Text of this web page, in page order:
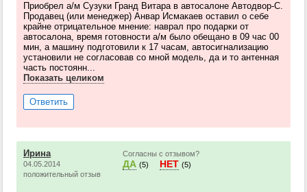
Приобрел а/м Сузуки Гранд Витара в автосалоне Автодвор-С.
Продавец (или менеджер) Анвар Исмакаев оставил о себе
крайне отрицательное мнение: наврал про подарки от
автосалона, время готовности а/м было обещано в 09 час 00
мин, а машину подготовили к 17 часам, автосигнализацию
установили не согласовав со мной модель, да и то антенная
часть постоянн...
Показать целиком
Ответить
Ирина
04.05.2014
положительный отзыв
Согласны с отзывом?
ДА (5) НЕТ (5)